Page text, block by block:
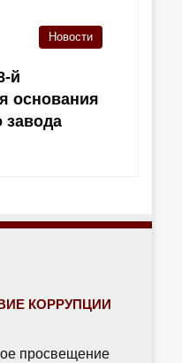
Новости
й
основания
завода
КОРРУПЦИИ
просвещение